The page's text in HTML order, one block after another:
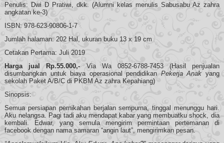
Penulis: Dwi D Pratiwi, dkk. (Alumni kelas menulis Sabusabu Az zahra
angkatan ke-3)
ISBN: 978-623-90806-1-7
Jumlah halaman: 202 Hal, ukuran buku 13 x 19 cm
Cetakan Pertama: Juli 2019
Harga jual Rp.55.000,- Via Wa 0852-6788-7453 (Hasil penjualan
disumbangkan untuk biaya operasional pendidikan Pekerja Anak yang
sekolah Paket A/B/C di PKBM Az zahra Kepahiang)
Sinopsis:
Semua persiapan pernikahan berjalan sempurna, tinggal menunggu hari.
Aku nelangsa. Pagi tadi aku mendapat kabar yang membuatku shock, dia
kembali. Edwar, yang semula mengirim permintaan pertemanan di
facebook dengan nama samaran “angin laut”, mengirimkan pesan.